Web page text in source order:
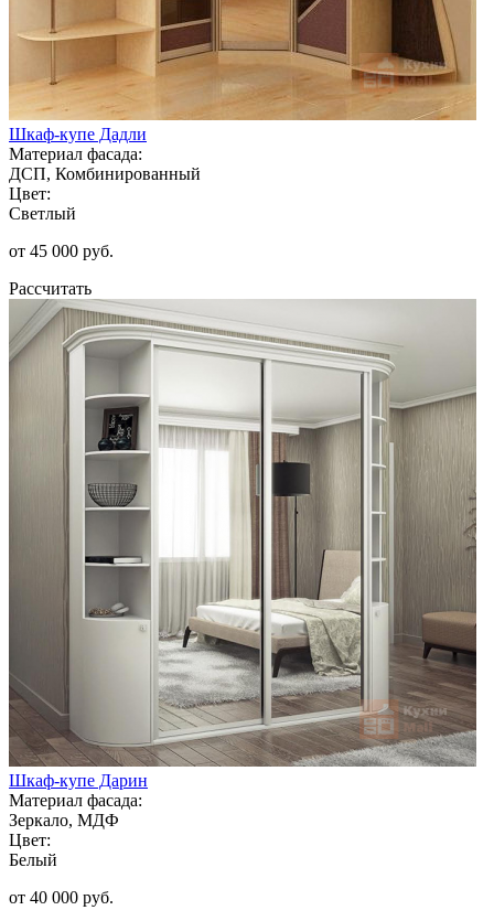
Шкаф-купе Дадли
Материал фасада:
ДСП, Комбинированный
Цвет:
Светлый
от 45 000 руб.
Рассчитать
Шкаф-купе Дарин
Материал фасада:
Зеркало, МДФ
Цвет:
Белый
от 40 000 руб.